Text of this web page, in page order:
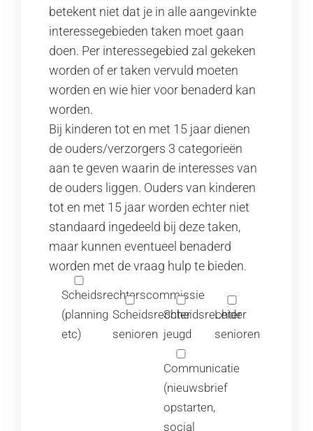
betekent niet dat je in alle aangevinkte
interessegebieden taken moet gaan
doen. Per interessegebied zal gekeken
worden of er taken vervuld moeten
worden en wie hier voor benaderd kan
worden.
Bij kinderen tot en met 15 jaar dienen
de ouders/verzorgers 3 categorieën
aan te geven waarin de interesses van
de ouders liggen. Ouders van kinderen
tot en met 15 jaar worden echter niet
standaard ingedeeld bij deze taken,
maar kunnen eventueel benaderd
worden met de vraag hulp te bieden.
Scheidsrechterscommissie
(planning
etc)
Scheidsrechter
senioren
Scheidsrechter
jeugd
Leider
senioren
Communicatie
(nieuwsbrief
opstarten,
social